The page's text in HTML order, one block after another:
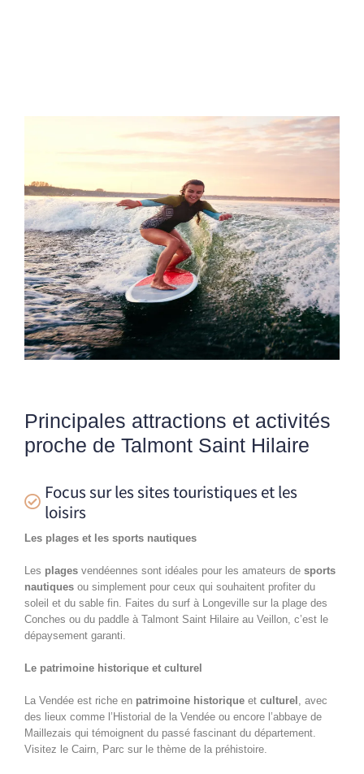
Principales attractions et activités
proche de Talmont Saint Hilaire
Focus sur les sites touristiques et les
loisirs
Les plages et les sports nautiques
Les plages vendéennes sont idéales pour les amateurs de sports
nautiques ou simplement pour ceux qui souhaitent profiter du
soleil et du sable fin. Faites du surf à Longeville sur la plage des
Conches ou du paddle à Talmont Saint Hilaire au Veillon, c’est le
dépaysement garanti.
Le patrimoine historique et culturel
La Vendée est riche en patrimoine historique et culturel
, avec
des lieux comme l’Historial de la Vendée ou encore l’abbaye de
Maillezais qui témoignent du passé fascinant du département.
Visitez le Cairn, Parc sur le thème de la préhistoire.